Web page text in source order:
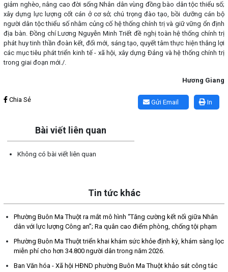
giảm nghèo, nâng cao đời sống Nhân dân vùng đồng bào dân tộc thiểu số;
xây dựng lực lượng cốt cán ở cơ sở; chú trọng đào tạo, bồi dưỡng cán bộ
người dân tộc thiểu số nhằm củng cố hệ thống chính trị và giữ vững ổn định
địa bàn. Đồng chí Lương Nguyễn Minh Triết đề nghị toàn hệ thống chính trị
phát huy tinh thần đoàn kết, đổi mới, sáng tạo, quyết tâm thực hiện thắng lợi
các mục tiêu phát triển kinh tế - xã hội, xây dựng Đảng và hệ thống chính trị
trong giai đoạn mới./.
Hương Giang
In
Gửi Email
Chia Sẻ
Bài viết liên quan
Không có bài viết liên quan
Tin tức khác
Phường Buôn Ma Thuột ra mắt mô hình “Tăng cường kết nối giữa Nhân
dân với lực lượng Công an”; Ra quân cao điểm phòng, chống tội phạm
Phường Buôn Ma Thuột triển khai khám sức khỏe định kỳ, khám sàng lọc
miễn phí cho hơn 34.800 người dân trong năm 2026.
Ban Văn hóa - Xã hội HĐND phường Buôn Ma Thuột khảo sát công tác